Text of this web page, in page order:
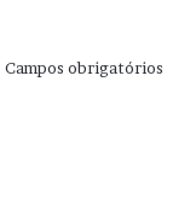
Campos obrigatórios